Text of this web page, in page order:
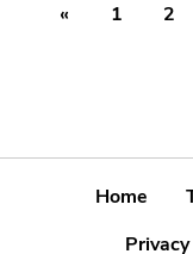
« 1 2
Home